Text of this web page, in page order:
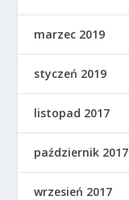
marzec 2019
styczeń 2019
listopad 2017
październik 2017
wrzesień 2017